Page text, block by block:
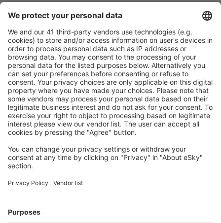
S námi ušetříte
Atraktivní ceny a speciální nabídky pro přihlášené
uživatele.
Ubytování dle vašeho gusta
Vyberte si z více než 1.3 milionu zařízení: hotelů,
apartmánů, chat a dalších.
Uživateli eSky nejčastěji hledané ubytování
Ubytování ve Spojených státech amerických - Oblíbená
města
Ubytování in Sevierville Ubytování v Key West